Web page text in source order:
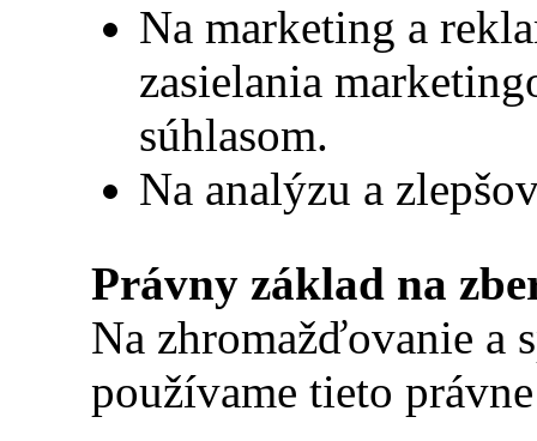
Na marketing a
zasielania
súhlasom.
Na analýzu a
Právny základ na
Na zhromažďovanie a
používame tieto